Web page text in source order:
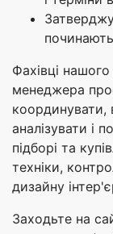
Фахівці
менеджера
координувати,
аналізувати і
підборі та
техніки,
дизайну
Заходьте на